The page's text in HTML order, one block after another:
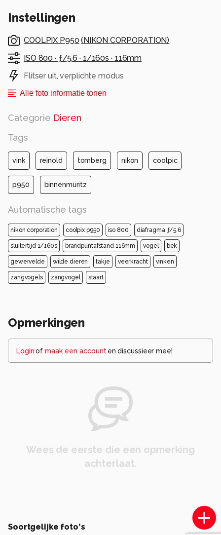
Instellingen
COOLPIX P950 (NIKON CORPORATION)
ISO 800 · ƒ/5.6 · 1/160s · 116mm
Flitser uit, verplichte modus
Alle foto informatie tonen
Categorie Dieren
Tags
vink reinold tomberg nikon coolpic
p950 binnenmüritz
Automatische tags
nikon corporation coolpix p950 iso 800 diafragma ƒ/5.6
sluitertijd 1/160s brandpuntafstand 116mm vogel bek
gewervelde wilde dieren takje veerkracht vinken
zangvogels zangvogel staart
Opmerkingen
Loginof maak een account en discussieer mee!
Wees de eerste die een opmerking
achterlaat.
Soortgelijke foto's